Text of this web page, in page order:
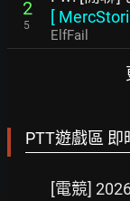
2
5
[
ElfFail
PTT遊戲區 即
[電競]